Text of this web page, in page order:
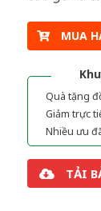
MUA
Quà tặng
Giảm trực
Nhiều ưu
TẢI